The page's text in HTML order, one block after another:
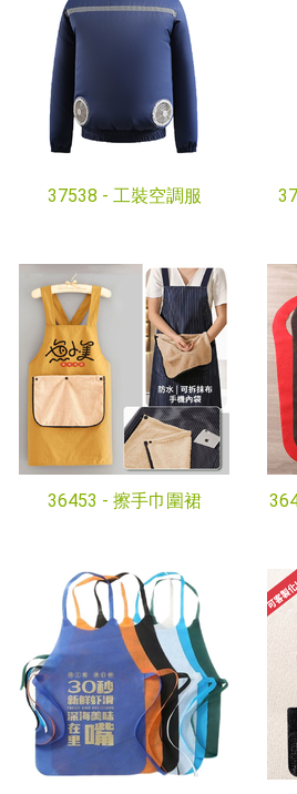
37538 - 工裝空調服
36453 - 擦手巾圍裙